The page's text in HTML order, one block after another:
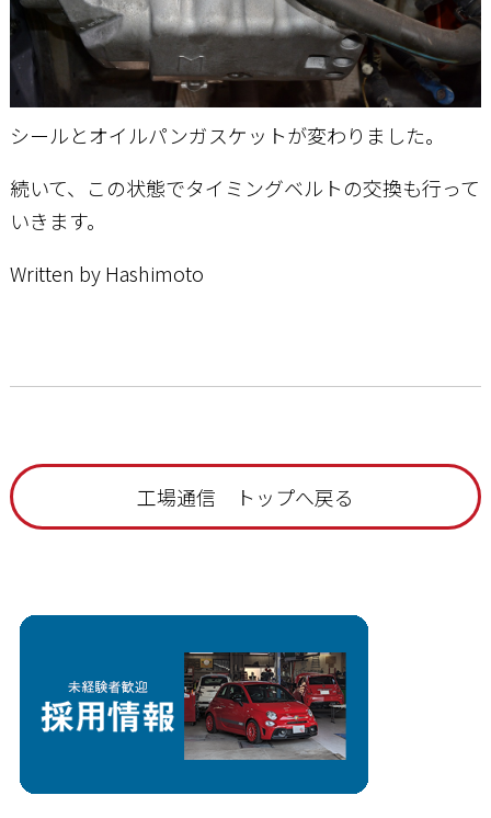
シールとオイルパンガスケットが変わりました。
続いて、この状態でタイミングベルトの交換も行って
いきます。
Written by Hashimoto
工場通信 トップへ戻る